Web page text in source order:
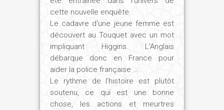
cette nouvelle enquête.
Le cadavre d'une jeune femme est
découvert au Touquet avec un mot
impliquant Higgins. L'Anglais
débarque donc en France pour
aider la police française ...
Le rythme de l'histoire est plutôt
soutenu, ce qui est une bonne
chose, les actions et meurtres